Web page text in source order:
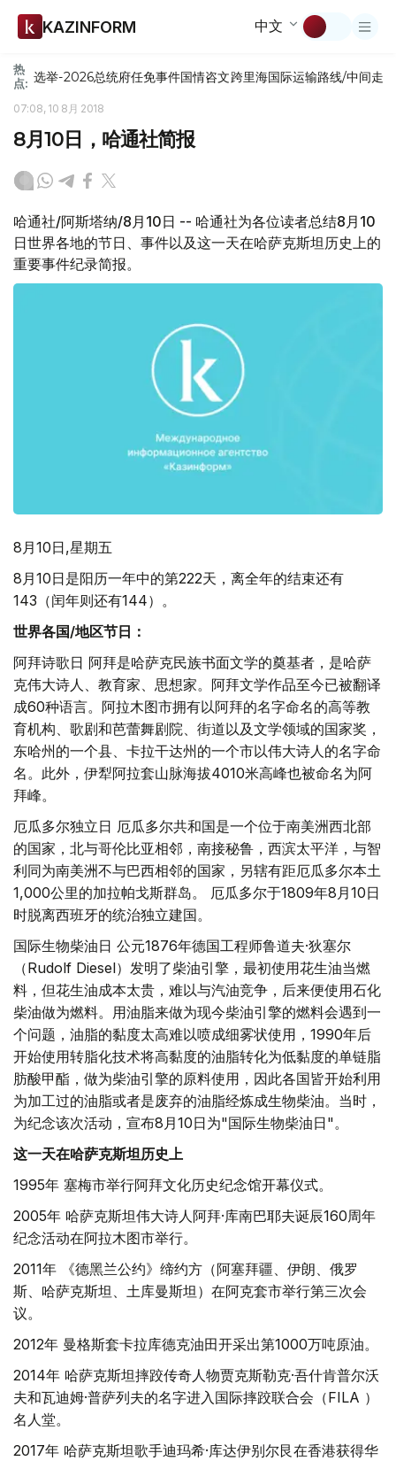
KAZINFORM 中文
热
点: 选举-2026总统府任免事件国情咨文跨里海国际运输路线/中间走廊
07:08, 10 8月 2018
8月10日，哈通社简报
哈通社/阿斯塔纳/8月10日 -- 哈通社为各位读者总结8月10
日世界各地的节日、事件以及这一天在哈萨克斯坦历史上的
重要事件纪录简报。
8月10日,星期五
8月10日是阳历一年中的第222天，离全年的结束还有
143（闰年则还有144）。
世界各国/地区节日：
阿拜诗歌日 阿拜是哈萨克民族书面文学的奠基者，是哈萨
克伟大诗人、教育家、思想家。阿拜文学作品至今已被翻译
成60种语言。阿拉木图市拥有以阿拜的名字命名的高等教
育机构、歌剧和芭蕾舞剧院、街道以及文学领域的国家奖，
东哈州的一个县、卡拉干达州的一个市以伟大诗人的名字命
名。此外，伊犁阿拉套山脉海拔4010米高峰也被命名为阿
拜峰。
厄瓜多尔独立日 厄瓜多尔共和国是一个位于南美洲西北部
的国家，北与哥伦比亚相邻，南接秘鲁，西滨太平洋，与智
利同为南美洲不与巴西相邻的国家，另辖有距厄瓜多尔本土
1,000公里的加拉帕戈斯群岛。 厄瓜多尔于1809年8月10日
时脱离西班牙的统治独立建国。
国际生物柴油日 公元1876年德国工程师鲁道夫·狄塞尔
（Rudolf Diesel）发明了柴油引擎，最初使用花生油当燃
料，但花生油成本太贵，难以与汽油竞争，后来便使用石化
柴油做为燃料。用油脂来做为现今柴油引擎的燃料会遇到一
个问题，油脂的黏度太高难以喷成细雾状使用，1990年后
开始使用转脂化技术将高黏度的油脂转化为低黏度的单链脂
肪酸甲酯，做为柴油引擎的原料使用，因此各国皆开始利用
为加工过的油脂或者是废弃的油脂经炼成生物柴油。当时，
为纪念该次活动，宣布8月10日为"国际生物柴油日"。
这一天在哈萨克斯坦历史上
1995年 塞梅市举行阿拜文化历史纪念馆开幕仪式。
2005年 哈萨克斯坦伟大诗人阿拜·库南巴耶夫诞辰160周年
纪念活动在阿拉木图市举行。
2011年 《德黑兰公约》缔约方（阿塞拜疆、伊朗、俄罗
斯、哈萨克斯坦、土库曼斯坦）在阿克套市举行第三次会
议。
2012年 曼格斯套卡拉库德克油田开采出第1000万吨原油。
2014年 哈萨克斯坦摔跤传奇人物贾克斯勒克·吾什肯普尔沃
夫和瓦迪姆·普萨列夫的名字进入国际摔跤联合会（FILA ）
名人堂。
2017年 哈萨克斯坦歌手迪玛希·库达伊别尔艮在香港获得华